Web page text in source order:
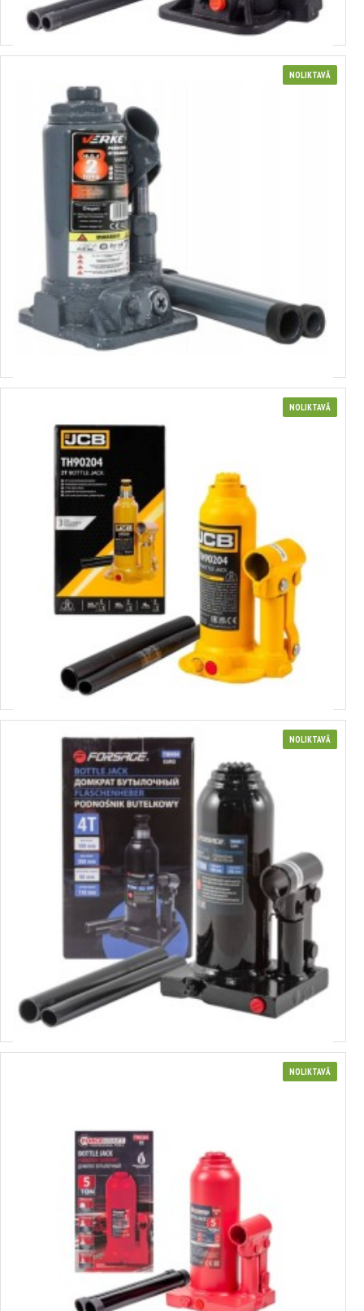
Izvēlēties variantus
NOLIKTAVĀ
hidrauliskais domkrats. 2T, 150-295 mm VERKE, V80117
NOLIKTAVĀ
Hidrauliskais pudeles domkrats ar vārstu 2,0 t (168-268 mm) JCB
TH90204 (58021)
Izvēlēties variantus
NOLIKTAVĀ
Hidrauliskais pudeļu domkrats ar vārstu 4,0 t (180-350 mm) FORSAGE
T90404 EURO (29963)
NOLIKTAVĀ
Hidrauliskais pudeļu domkrats ar vārstu 5 t, 195-395 mm,FORSAGE